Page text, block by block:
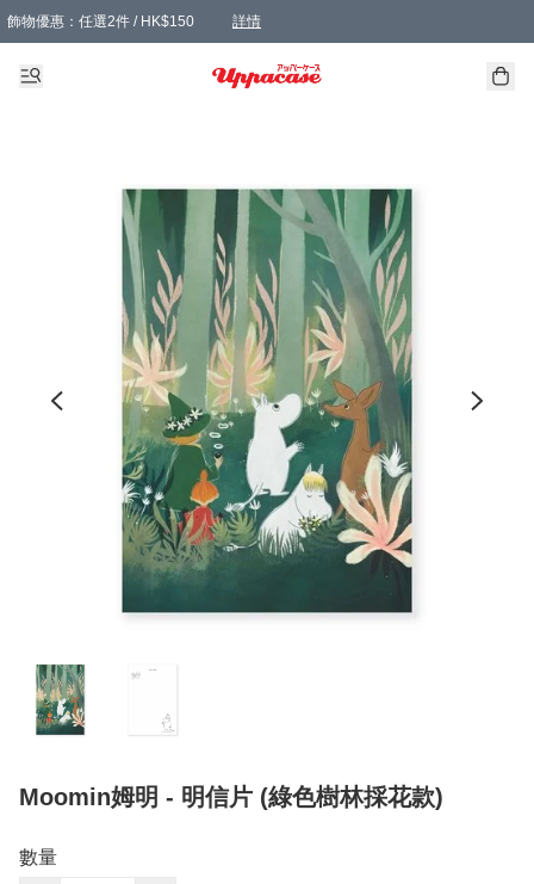
飾物優惠：任選2件 / HK$150 詳情
髮飾優惠：任選2件 / HK$100 詳情
精選襪子優惠：任選3對 / HK$115 詳情
滿額免運：本地訂單滿港幣350元可享免運費優惠
Moomin姆明 - 明信片 (綠色樹林採花款)
數量